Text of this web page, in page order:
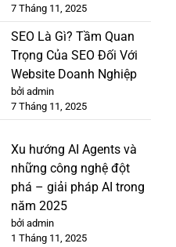
7 Tháng 11, 2025
SEO Là Gì? Tầm Quan
Trọng Của SEO Đối Với
Website Doanh Nghiệp
bởi admin
7 Tháng 11, 2025
Xu hướng AI Agents và
những công nghệ đột
phá – giải pháp AI trong
năm 2025
bởi admin
1 Tháng 11, 2025